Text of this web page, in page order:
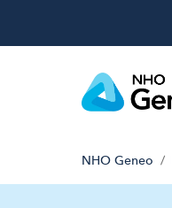
NHO Geneo